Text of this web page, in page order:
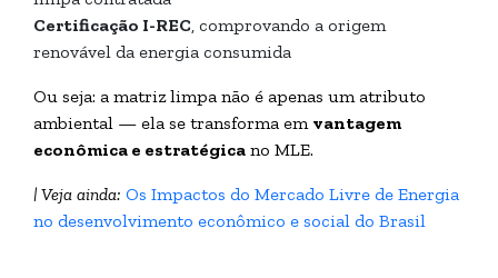
Certificação I-REC, comprovando a origem
renovável da energia consumida
Ou seja: a matriz limpa não é apenas um atributo
ambiental — ela se transforma em vantagem
econômica e estratégica no MLE.
| Veja ainda: Os Impactos do Mercado Livre de Energia
no desenvolvimento econômico e social do Brasil